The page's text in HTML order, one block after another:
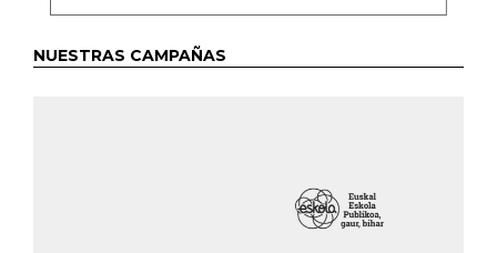
NUESTRAS CAMPAÑAS